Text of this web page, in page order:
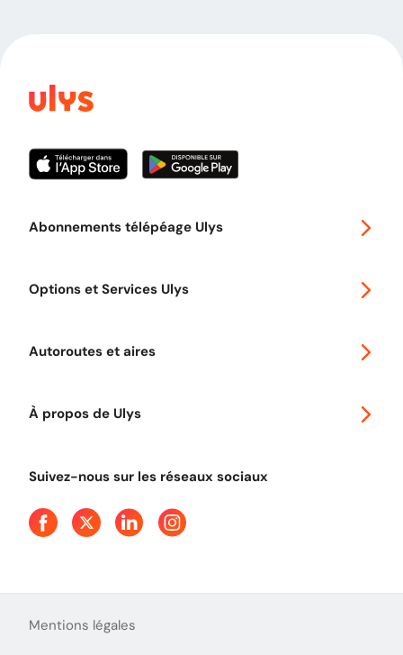
Abonnements télépéage Ulys
Options et Services Ulys
Autoroutes et aires
À propos de Ulys
Suivez-nous sur les réseaux sociaux
Mentions légales